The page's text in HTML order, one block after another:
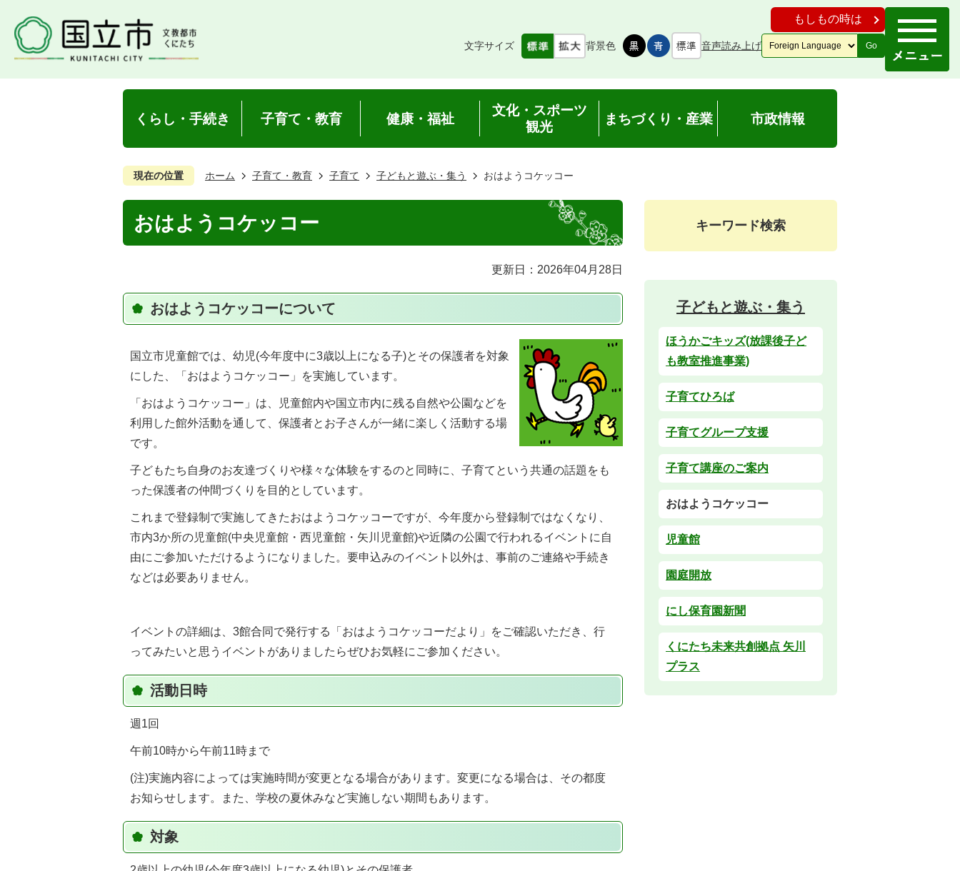
もしもの時は
文字サイズ 背景色 音声読み上げ Go
くらし・手続き 子育て・教育 健康・福祉
文化・スポーツ
観光
まちづくり・産業 市政情報
現在の位置 ホーム 子育て・教育 子育て 子どもと遊ぶ・集う おはようコケッコー
おはようコケッコー
更新日：2026年04月28日
おはようコケッコーについて
国立市児童館では、幼児(今年度中に3歳以上になる子)とその保護者を対象
にした、「おはようコケッコー」を実施しています。
「おはようコケッコー」は、児童館内や国立市内に残る自然や公園などを
利用した館外活動を通して、保護者とお子さんが一緒に楽しく活動する場
です。
子どもたち自身のお友達づくりや様々な体験をするのと同時に、子育てという共通の話題をも
った保護者の仲間づくりを目的としています。
これまで登録制で実施してきたおはようコケッコーですが、今年度から登録制ではなくなり、
市内3か所の児童館(中央児童館・西児童館・矢川児童館)や近隣の公園で行われるイベントに自
由にご参加いただけるようになりました。要申込みのイベント以外は、事前のご連絡や手続き
などは必要ありません。
イベントの詳細は、3館合同で発行する「おはようコケッコーだより」をご確認いただき、行
ってみたいと思うイベントがありましたらぜひお気軽にご参加ください。
活動日時
週1回
午前10時から午前11時まで
(注)実施内容によっては実施時間が変更となる場合があります。変更になる場合は、その都度
お知らせします。また、学校の夏休みなど実施しない期間もあります。
対象
キーワード検索
子どもと遊ぶ・集う
ほうかごキッズ(放課後子ど
も教室推進事業)
子育てひろば
子育てグループ支援
子育て講座のご案内
おはようコケッコー
児童館
園庭開放
にし保育園新聞
くにたち未来共創拠点 矢川
プラス